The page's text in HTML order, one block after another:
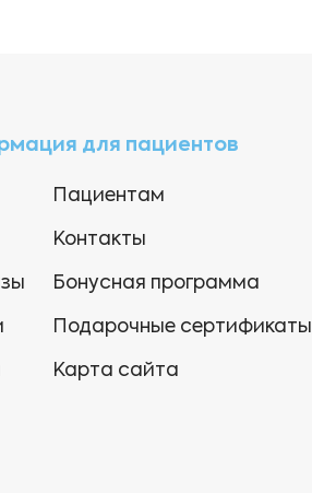
для пациентов
Пациентам
Контакты
Бонусная программа
Подарочные сертификаты
Карта сайта